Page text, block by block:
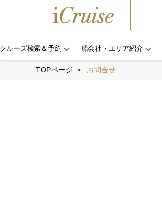
クルーズ検索＆予約 船会社・エリア紹介
TOPページ お問合せ